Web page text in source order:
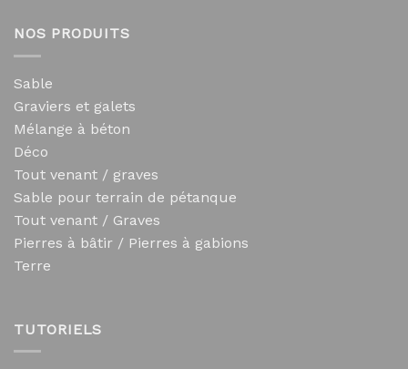
NOS PRODUITS
Sable
Graviers et galets
Mélange à béton
Déco
Tout venant / graves
Sable pour terrain de pétanque
Tout venant / Graves
Pierres à bâtir / Pierres à gabions
Terre
TUTORIELS